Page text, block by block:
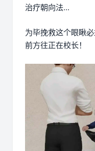
治疗朝向法...
为毕挽救这个眼瞅
前方往正在校长！